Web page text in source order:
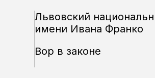
Львовский
имени Ивана Франко
Вор в законе